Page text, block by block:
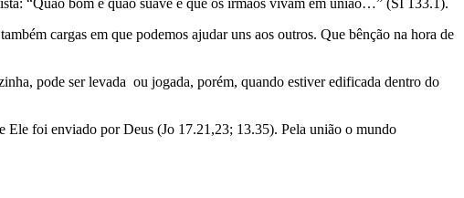
“Quão bom e quão suave é que os irmãos vivam em união…” (SI 133.1).
cargas em que podemos ajudar uns aos outros. Que bênção na hora de
pode ser levada ou jogada, porém, quando estiver edificada dentro do
Ele foi enviado por Deus (Jo 17.21,23; 13.35). Pela união o mundo